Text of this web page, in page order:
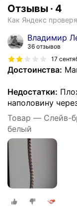
Отзывы · 4
Как Яндекс
Владимир
36 отзывов
17
Достоинства:
Недостатки:
наполовину
Товар — Слейв-
белый